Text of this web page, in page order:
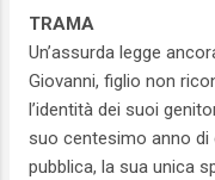
TRAMA
Un’assurda legge
Giovanni, figlio non
l’identità dei suoi
suo centesimo anno di
pubblica, la sua unica